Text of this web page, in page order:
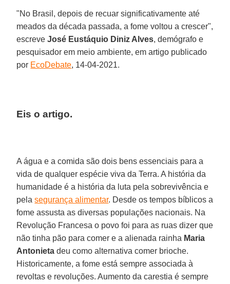
"No Brasil, depois de recuar significativamente até
meados da década passada, a fome voltou a crescer",
escreveJosé Eustáquio Diniz Alves, demógrafo e
pesquisador em meio ambiente, em artigo publicado
por EcoDebate, 14-04-2021.
Eis o artigo.
A água e a comida são dois bens essenciais para a
vida de qualquer espécie viva da Terra. A história da
humanidade é a história da luta pela sobrevivência e
pelasegurança alimentar. Desde os tempos bíblicos a
fome assusta as diversas populações nacionais. Na
Revolução Francesa o povo foi para as ruas dizer que
não tinha pão para comer e a alienada rainha Maria
Antonieta deu como alternativa comer brioche.
Historicamente, a fome está sempre associada à
revoltas e revoluções. Aumento da carestia é sempre